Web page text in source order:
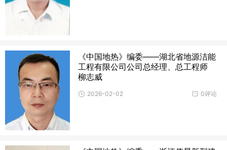
《中国地热》编委——湖北省地源洁能
工程有限公司公司总经理、总工程师
柳志威
0评论
2026-02-02